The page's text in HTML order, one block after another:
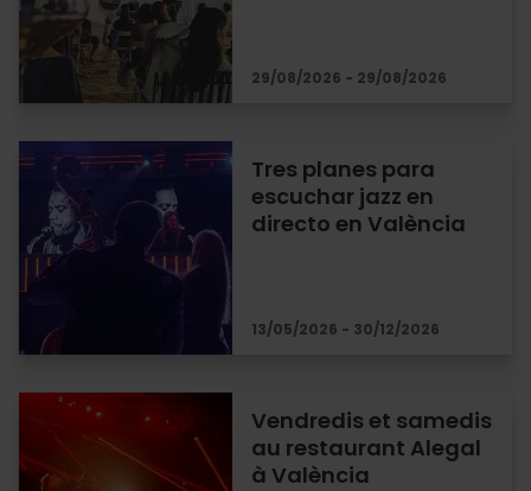
29/08/2026 - 29/08/2026
Tres planes para
escuchar jazz en
directo en València
13/05/2026 - 30/12/2026
Vendredis et samedis
au restaurant Alegal
à València